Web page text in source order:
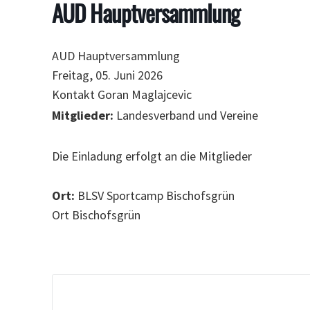
AUD Hauptversammlung
AUD Hauptversammlung
Freitag, 05. Juni 2026
Kontakt Goran Maglajcevic
Mitglieder: Landesverband und Vereine
Die Einladung erfolgt an die Mitglieder
Ort: BLSV Sportcamp Bischofsgrün
Ort Bischofsgrün